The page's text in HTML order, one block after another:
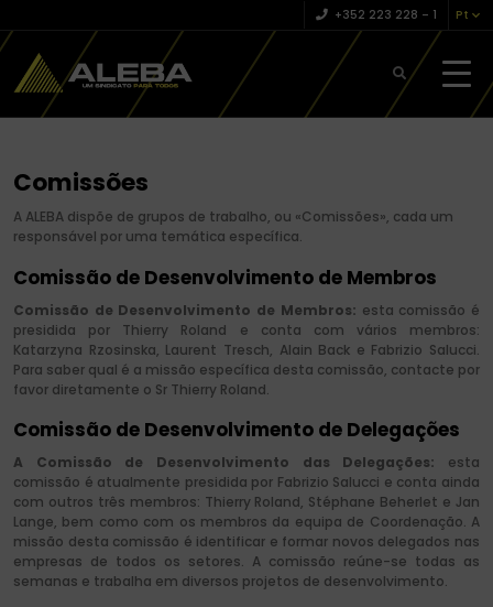
+352 223 228 – 1 Pt
Comissões
A ALEBA dispõe de grupos de trabalho, ou «Comissões», cada um
responsável por uma temática específica.
Comissão de Desenvolvimento de Membros
Comissão de Desenvolvimento de Membros: esta comissão é
presidida por Thierry Roland e conta com vários membros:
Katarzyna Rzosinska, Laurent Tresch, Alain Back e Fabrizio Salucci.
Para saber qual é a missão específica desta comissão, contacte por
favor diretamente o Sr Thierry Roland.
Comissão de Desenvolvimento de Delegações
A Comissão de Desenvolvimento das Delegações: esta
comissão é atualmente presidida por Fabrizio Salucci e conta ainda
com outros três membros: Thierry Roland, Stéphane Beherlet e Jan
Lange, bem como com os membros da equipa de Coordenação. A
missão desta comissão é identificar e formar novos delegados nas
empresas de todos os setores. A comissão reúne-se todas as
semanas e trabalha em diversos projetos de desenvolvimento.